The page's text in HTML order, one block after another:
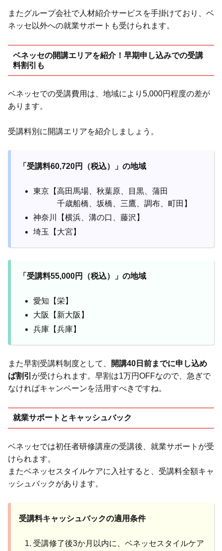
またグループ会社で人材紹介サービスを手掛けており、ベ
ネッセ以外への就業サポートも受けられます。
ベネッセの開講エリアを紹介！早期申し込みでの受講
料割引も
ベネッセでの受講費用は、地域により5,000円程度の差が
あります。
受講料別に開講エリアを紹介しましょう。
「受講料60,720円（税込）」の地域
東京【高田馬場、秋葉原、目黒、蒲田
千歳船橋、坂橋、三鷹、調布、町田】
神奈川【横浜、溝の口、藤沢】
埼玉【大宮】
「受講料55,000円（税込）」の地域
愛知【栄】
大阪【新大阪】
兵庫【兵庫】
また早割受講料制度として、
開講40日前までに申し込め
ば割引 が受けられます。早割は1万円OFFなので、急ぎで
なければキャンペーンを活用すべきですね。
就業サポートとキャッシュバック
ベネッセでは初任者研修講座の受講後、就業サポートが受
けられます。
またベネッセスタイルケアに入社すると、受講料全額キャ
ッシュバックがあります。
受講料キャッシュバックの適用条件
受講修了後3か月以内に、ベネッセスタイルケア